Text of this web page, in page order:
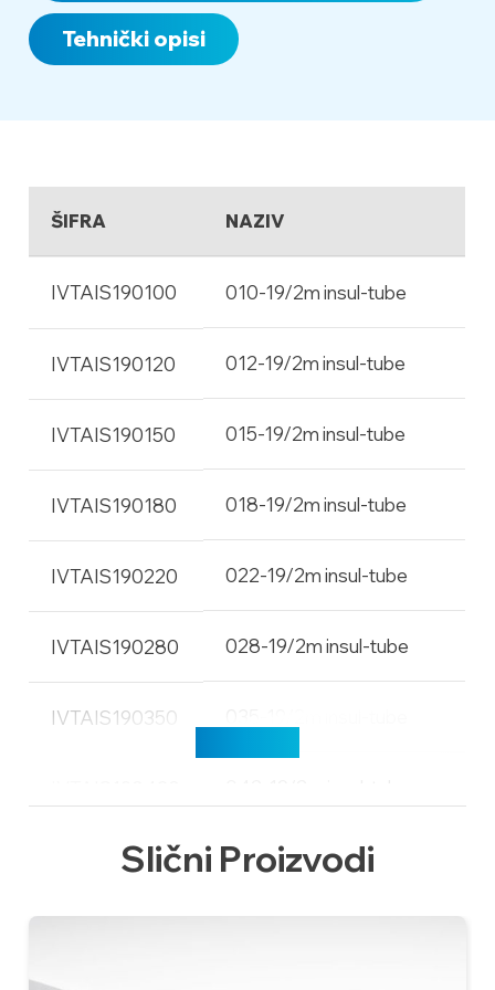
Tehnički opisi
13469):
ŠIFRA NAZIV
IVTAIS190100 010-19/2m insul-tube
IVTAIS190120 012-19/2m insul-tube
IVTAIS190150 015-19/2m insul-tube
IVTAIS190180 018-19/2m insul-tube
IVTAIS190220 022-19/2m insul-tube
IVTAIS190280 028-19/2m insul-tube
IVTAIS190350
IVTAIS190480 048-19/2m insul-tube
Slični Proizvodi